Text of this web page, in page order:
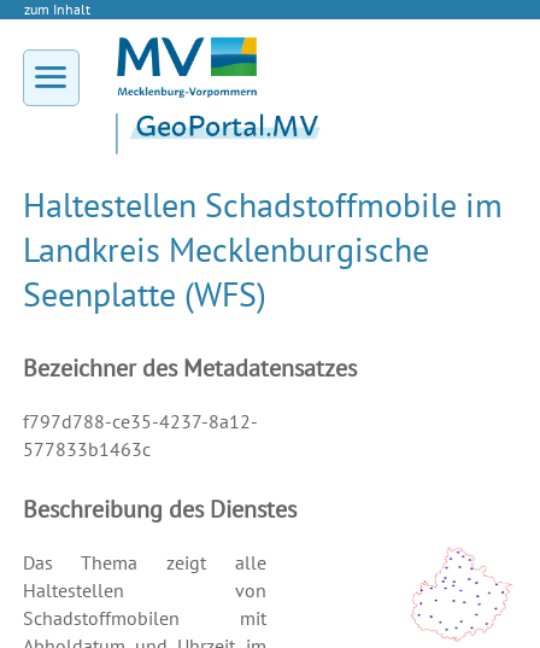
zum Inhalt
Haltestellen Schadstoffmobile im
Landkreis Mecklenburgische
Seenplatte (WFS)
Bezeichner des Metadatensatzes
f797d788-ce35-4237-8a12-
577833b1463c
Beschreibung des Dienstes
Das Thema zeigt alle
Haltestellen von
Schadstoffmobilen mit